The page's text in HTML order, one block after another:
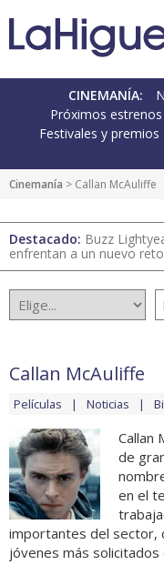
CINEMANÍA:
Próximos estrenos
Festivales y premios
Cinemanía > Callan McAuliffe
Destacado: Buzz
enfrentan a un nuevo
Callan McAuliffe
Películas Noticias
Callan
de
en el
importantes del sector,
jóvenes más solicitados